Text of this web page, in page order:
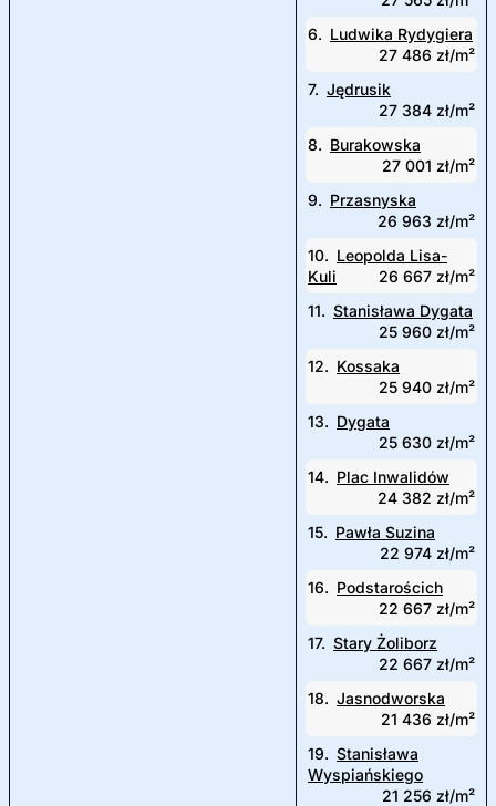
6. Ludwika Rydygiera
27 486 zł/m²
7. Jędrusik
27 384 zł/m²
8. Burakowska
27 001 zł/m²
9. Przasnyska
26 963 zł/m²
10. Leopolda Lisa-
Kuli
26 667 zł/m²
11. Stanisława Dygata
25 960 zł/m²
12. Kossaka
25 940 zł/m²
13. Dygata
25 630 zł/m²
14. Plac Inwalidów
24 382 zł/m²
15. Pawła Suzina
22 974 zł/m²
16. Podstarościch
22 667 zł/m²
17. Stary Żoliborz
22 667 zł/m²
18. Jasnodworska
21 436 zł/m²
19. Stanisława
Wyspiańskiego
21 256 zł/m²